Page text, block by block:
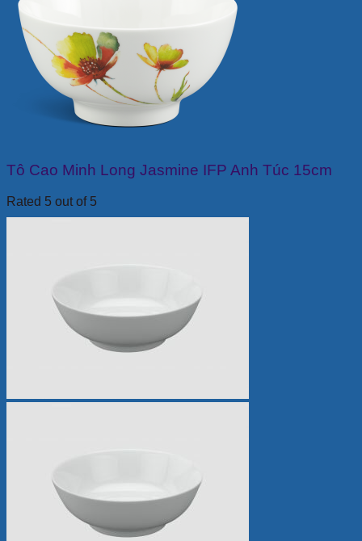
Tô Cao Minh Long Jasmine IFP Anh Túc 15cm
Rated 5 out of 5